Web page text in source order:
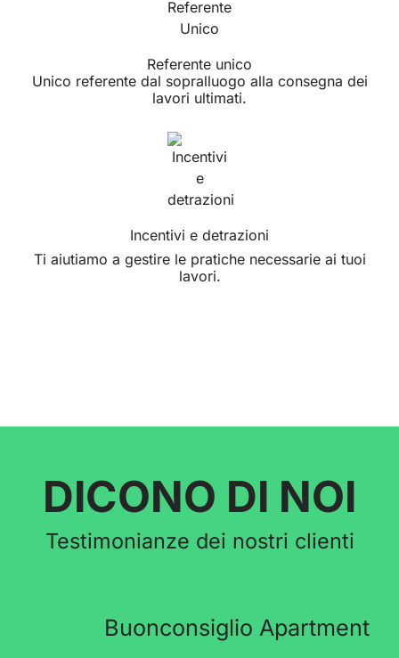
Referente unico
Unico referente dal sopralluogo alla consegna dei
lavori ultimati.
Incentivi e detrazioni
Ti aiutiamo a gestire le pratiche necessarie ai tuoi
lavori.
DICONO DI NOI
Testimonianze dei nostri clienti
Buonconsiglio Apartment